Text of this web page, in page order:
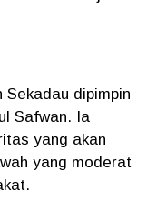
Sekadau dipimpin
Safwan. Ia
yang akan
yang moderat